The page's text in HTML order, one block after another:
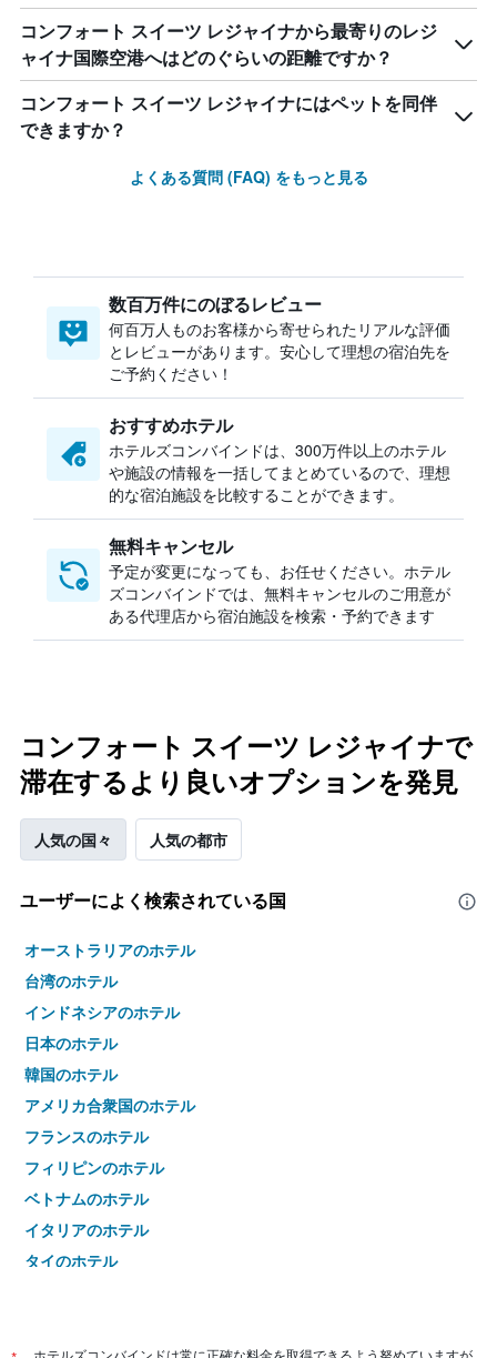
コンフォート スイーツ レジャイナから最寄りのレジ
ャイナ国際空港へはどのぐらいの距離ですか？
コンフォート スイーツ レジャイナにはペットを同伴
できますか？
よくある質問 (FAQ) をもっと見る
数百万件にのぼるレビュー
何百万人ものお客様から寄せられたリアルな評価
とレビューがあります。安心して理想の宿泊先を
ご予約ください！
おすすめホテル
ホテルズコンバインドは、300万件以上のホテル
や施設の情報を一括してまとめているので、理想
的な宿泊施設を比較することができます。
無料キャンセル
予定が変更になっても、お任せください。ホテル
ズコンバインドでは、無料キャンセルのご用意が
ある代理店から宿泊施設を検索・予約できます
コンフォート スイーツ レジャイナで
滞在するより良いオプションを発見
人気の国々 人気の都市
ユーザーによく検索されている国
オーストラリアのホテル
台湾のホテル
インドネシアのホテル
日本のホテル
韓国のホテル
アメリカ合衆国のホテル
フランスのホテル
フィリピンのホテル
ベトナムのホテル
イタリアのホテル
タイのホテル